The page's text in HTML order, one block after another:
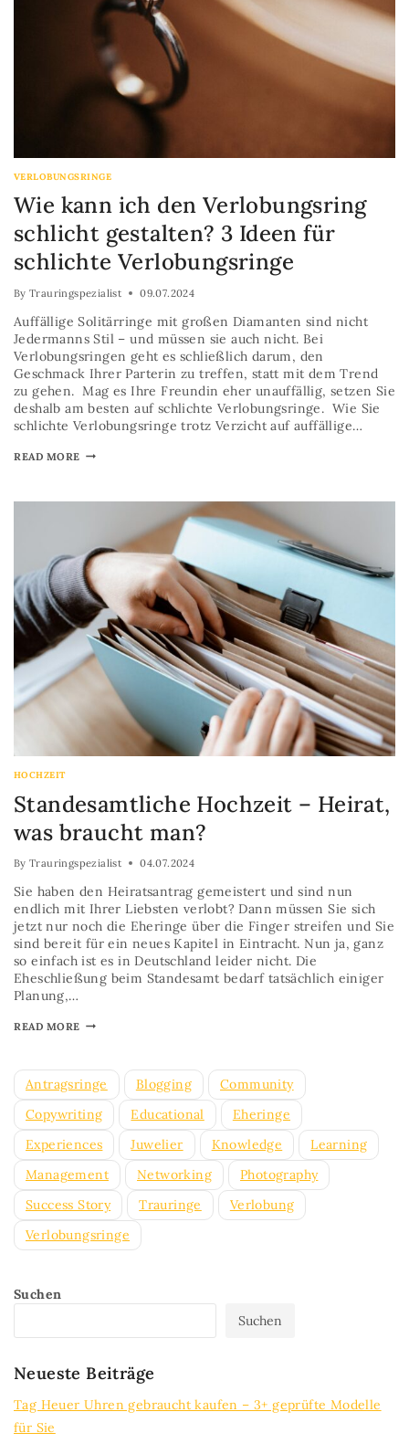
VERLOBUNGSRINGE
Wie kann ich den Verlobungsring
schlicht gestalten? 3 Ideen für
schlichte Verlobungsringe
By Trauringspezialist 09.07.2024
Auffällige Solitärringe mit großen Diamanten sind nicht
Jedermanns Stil – und müssen sie auch nicht. Bei
Verlobungsringen geht es schließlich darum, den
Geschmack Ihrer Parterin zu treffen, statt mit dem Trend
zu gehen. Mag es Ihre Freundin eher unauffällig, setzen Sie
deshalb am besten auf schlichte Verlobungsringe. Wie Sie
schlichte Verlobungsringe trotz Verzicht auf auffällige…
READ MORE
HOCHZEIT
Standesamtliche Hochzeit – Heirat,
was braucht man?
By Trauringspezialist 04.07.2024
Sie haben den Heiratsantrag gemeistert und sind nun
endlich mit Ihrer Liebsten verlobt? Dann müssen Sie sich
jetzt nur noch die Eheringe über die Finger streifen und Sie
sind bereit für ein neues Kapitel in Eintracht. Nun ja, ganz
so einfach ist es in Deutschland leider nicht. Die
Eheschließung beim Standesamt bedarf tatsächlich einiger
Planung,…
READ MORE
Antragsringe Blogging
Community
Copywriting
Educational
Eheringe
Experiences
Juwelier Knowledge
Learning
Management
Networking
Photography
Success Story
Trauringe
Verlobung
Verlobungsringe
Suchen
Suchen
Neueste Beiträge
Tag Heuer Uhren gebraucht kaufen – 3+ geprüfte Modelle
für Sie